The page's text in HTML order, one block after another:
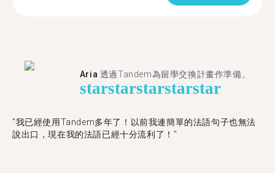
Aria 透過Tandem為留學交換計畫作準備。
starstarstarstarstar
"我已經使用Tandem多年了！以前我連簡單的法語句子也無法
說出口，現在我的法語已經十分流利了！"